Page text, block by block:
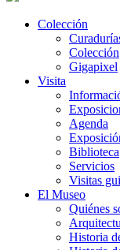
Colección
Colección
Gigapixel
Visita
Agenda
Biblioteca
Servicios
Visitas
El Museo
Quiénes
Historia